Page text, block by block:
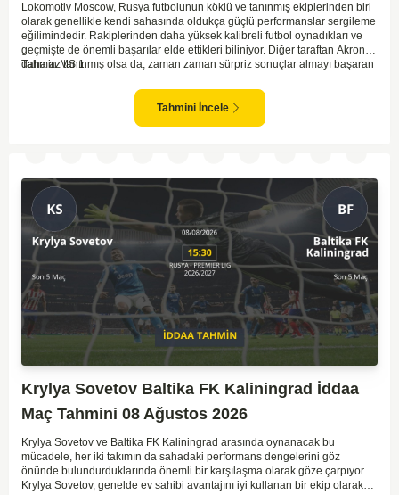
Lokomotiv Moscow, Rusya futbolunun köklü ve tanınmış ekiplerinden biri
olarak genellikle kendi sahasında oldukça güçlü performanslar sergileme
eğilimindedir. Rakiplerinden daha yüksek kalibreli futbol oynadıkları ve
geçmişte de önemli başarılar elde ettikleri biliniyor. Diğer taraftan Akron,
daha az tanınmış olsa da, zaman zaman sürpriz sonuçlar almayı başaran
ve güçlü ekipler karşısında istikrarlı bir performans sergilemekte
zorlanabilirler. Lokomotiv Moscow'un mevcut form durumunun ve evinde
oynama avantajının, bu karşılaşmada belirleyici olması muhtemel
Tahmin MS 1
Tahmini İncele
Krylya Sovetov Baltika FK Kaliningrad İddaa
Maç Tahmini 08 Ağustos 2026
Krylya Sovetov ve Baltika FK Kaliningrad arasında oynanacak bu
mücadele, her iki takımın da sahadaki performans dengelerini göz
önünde bulundurduklarında önemli bir karşılaşma olarak göze çarpıyor.
Krylya Sovetov, genelde ev sahibi avantajını iyi kullanan bir ekip olarak